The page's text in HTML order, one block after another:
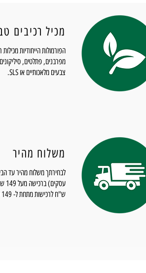
מכיל רכיבים
הפורמולות הייחודיות מכילות
מפרבנים, פתלטים,
צבעים מלאכותיים או SLS.
משלוח מהיר
ש"ח לרכישות מתחת ל- 149 ש"ח.